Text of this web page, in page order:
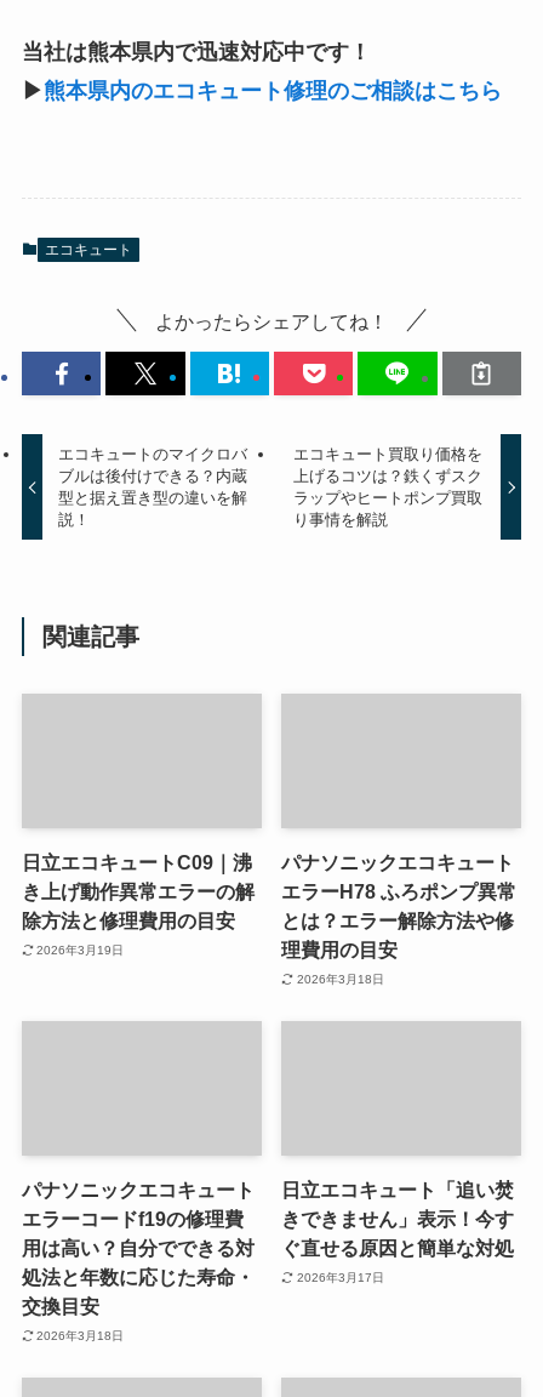
当社は熊本県内で迅速対応中です！
▶熊本県内のエコキュート修理のご相談はこちら
エコキュート
よかったらシェアしてね！
エコキュートのマイクロバ
ブルは後付けできる？内蔵
型と据え置き型の違いを解
説！
エコキュート買取り価格を
上げるコツは？鉄くずスク
ラップやヒートポンプ買取
り事情を解説
関連記事
日立エコキュートC09｜沸
き上げ動作異常エラーの解
除方法と修理費用の目安
2026年3月19日
パナソニックエコキュート
エラーH78 ふろポンプ異常
とは？エラー解除方法や修
理費用の目安
2026年3月18日
パナソニックエコキュート
エラーコードf19の修理費
用は高い？自分でできる対
処法と年数に応じた寿命・
交換目安
2026年3月18日
日立エコキュート「追い焚
きできません」表示！今す
ぐ直せる原因と簡単な対処
2026年3月17日